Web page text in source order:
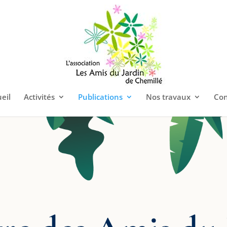
Activités Publications Nos travaux